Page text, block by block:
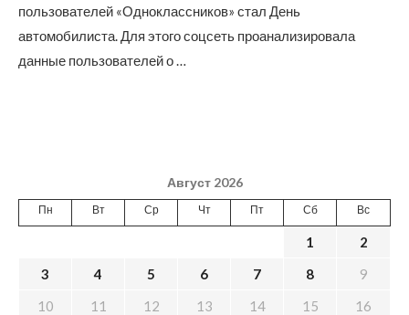
пользователей «Одноклассников» стал День
автомобилиста. Для этого соцсеть проанализировала
данные пользователей о …
Август 2026
Пн Вт Ср Чт Пт Сб Вс
1
2
3
4 5 6 7 8
9
10
11 12 13 14 15
16